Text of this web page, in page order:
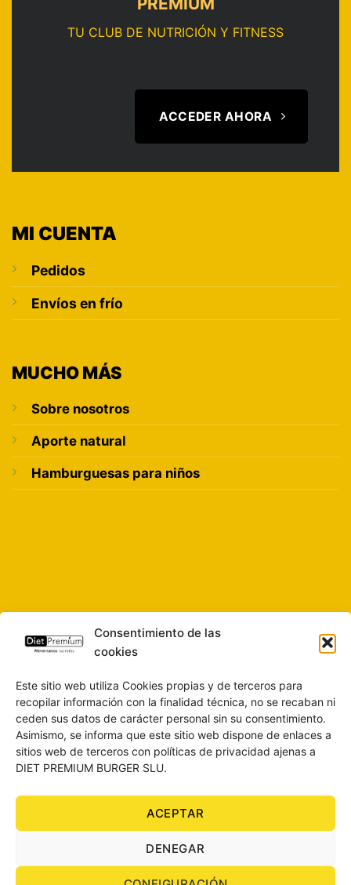
Consentimiento de las
cookies
Este sitio web utiliza Cookies propias y de terceros para
recopilar información con la finalidad técnica, no se recaban ni
ceden sus datos de carácter personal sin su consentimiento.
Asimismo, se informa que este sitio web dispone de enlaces a
sitios web de terceros con políticas de privacidad ajenas a
DIET PREMIUM BURGER SLU.
ACEPTAR
DENEGAR
TU CLUB DE NUTRICIÓN Y FITNESS
ACCEDER AHORA
MI CUENTA
Pedidos
Envíos en frío
MUCHO MÁS
Sobre nosotros
Aporte natural
Hamburguesas para niños
CONTACTO
POLÍTICA DE PRIVACIDAD
CONDICIONES DE COMPRA
POLÍTICA DE COOKIES